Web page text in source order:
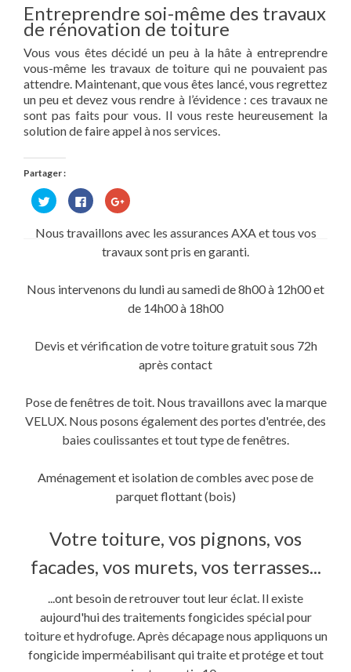
Entreprendre soi-même des travaux
de rénovation de toiture
Vous vous êtes décidé un peu à la hâte à entreprendre
vous-même les travaux de toiture qui ne pouvaient pas
attendre. Maintenant, que vous êtes lancé, vous regrettez
un peu et devez vous rendre à l’évidence : ces travaux ne
sont pas faits pour vous. Il vous reste heureusement la
solution de faire appel à nos services.
Partager :
Cliquez
pour
partager
Twitter(ouvre
Cliquez
pour
partager
sur
Facebook(ouvre
dans
une
Cliquez
pour
Google+
dans
fenêtre)
Nous travaillons avec les assurances AXA et tous vos
travaux sont pris en garanti.
Nous intervenons du lundi au samedi de 8h00 à 12h00 et
de 14h00 à 18h00
Devis et vérification de votre toiture gratuit sous 72h
après contact
Pose de fenêtres de toit. Nous travaillons avec la marque
VELUX. Nous posons également des portes d'entrée, des
baies coulissantes et tout type de fenêtres.
Aménagement et isolation de combles avec pose de
parquet flottant (bois)
Votre toiture, vos pignons, vos
facades, vos murets, vos terrasses...
...ont besoin de retrouver tout leur éclat. Il existe
aujourd'hui des traitements fongicides spécial pour
toiture et hydrofuge. Après décapage nous appliquons un
fongicide imperméabilisant qui traite et protége et tout